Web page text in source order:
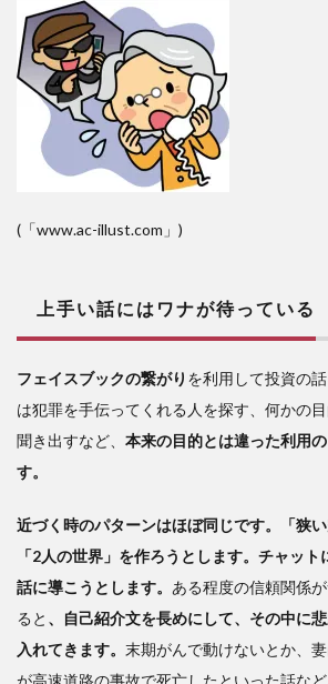
(「www.ac-illust.com」)
上手い話にはワナが待っている
フェイスブックの繋がり を利用して投資の
は犯罪を手伝ってくれる人を探す、何かの
聞き出すなど、 本来の目的とは違った利用
す。
近づく時のパターンはほぼ同じです。「狭
「2人の世界」を作ろうとします。チャッ
話に導こうとします。 ある程度の信頼関係
ると 、自己紹介文を長めにして、その中に
入れてきます。 末期がんで動けないとか、
が高速道路の事故で死亡したといった話など